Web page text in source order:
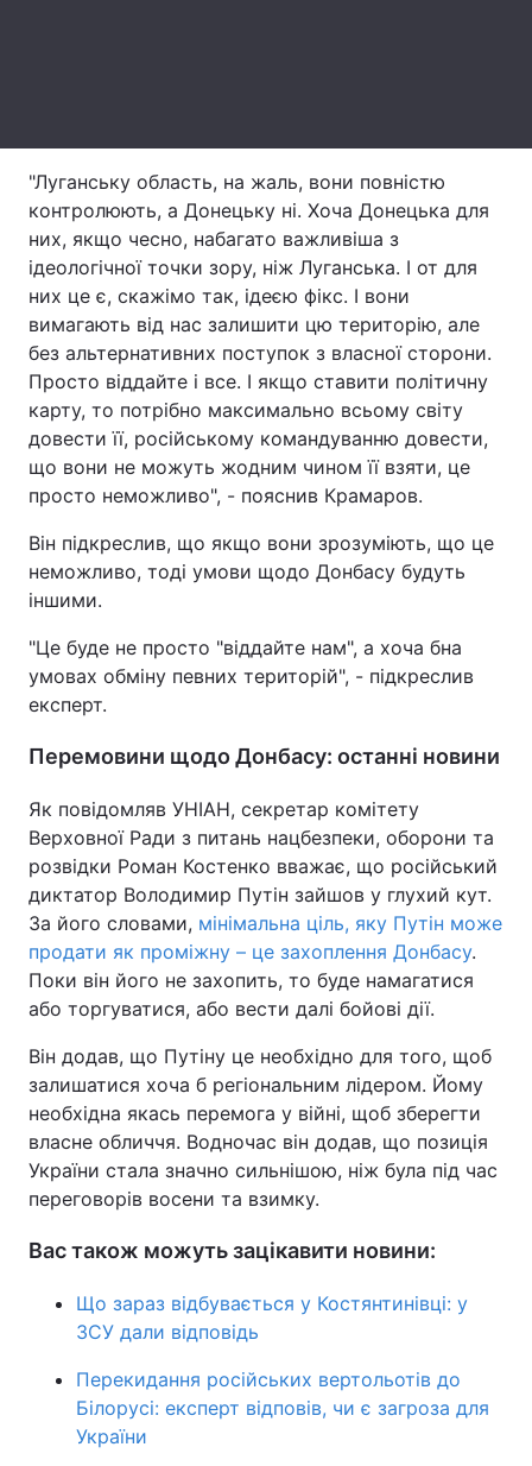
Тема оформлення
"Луганську область, на жаль, вони повністю
контролюють, а Донецьку ні. Хоча Донецька для
них, якщо чесно, набагато важливіша з
ідеологічної точки зору, ніж Луганська. І от для
них це є, скажімо так, ідеєю фікс. І вони
вимагають від нас залишити цю територію, але
без альтернативних поступок з власної сторони.
Просто віддайте і все. І якщо ставити політичну
карту, то потрібно максимально всьому світу
довести її, російському командуванню довести,
що вони не можуть жодним чином її взяти, це
просто неможливо", - пояснив Крамаров.
Він підкреслив, що якщо вони зрозуміють, що це
неможливо, тоді умови щодо Донбасу будуть
іншими.
"Це буде не просто "віддайте нам", а хоча бна
умовах обміну певних територій", - підкреслив
експерт.
Перемовини щодо Донбасу: останні новини
Як повідомляв УНІАН, секретар комітету
Верховної Ради з питань нацбезпеки, оборони та
розвідки Роман Костенко вважає, що російський
диктатор Володимир Путін зайшов у глухий кут.
За його словами, мінімальна ціль, яку Путін може
продати як проміжну – це захоплення Донбасу.
Поки він його не захопить, то буде намагатися
або торгуватися, або вести далі бойові дії.
Він додав, що Путіну це необхідно для того, щоб
залишатися хоча б регіональним лідером. Йому
необхідна якась перемога у війні, щоб зберегти
власне обличчя. Водночас він додав, що позиція
України стала значно сильнішою, ніж була під час
переговорів восени та взимку.
Вас також можуть зацікавити новини:
Що зараз відбувається у Костянтинівці: у
ЗСУ дали відповідь
Перекидання російських вертольотів до
Білорусі: експерт відповів, чи є загроза для
України